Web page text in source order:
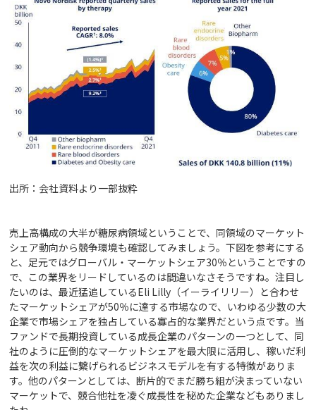
出所：会社資料より一部抜粋
売上高構成の大半が糖尿病領域ということで、同領域のマーケット
シェア動向から競争環境も確認してみましょう。下図を参考にする
と、足元ではグローバル・マーケットシェア30％ということですの
で、この業界をリードしているのは間違いなさそうですね。注目し
たいのは、最近猛追しているEli Lilly（イーライリリー）と合わせ
たマーケットシェアが50％に達する市場なので、いわゆる少数の大
企業で市場シェアを独占している寡占的な業界だという点です。当
ファンドで長期投資している成長企業のパターンの一つとして、同
社のように圧倒的なマーケットシェアを最大限に活用し、稼いだ利
益を次の利益に繋げられるビジネスモデルを有する特徴がありま
す。他のパターンとしては、断片的でまだ勝ち組が決まっていない
マーケットで、競合他社を凌ぐ成長性を秘めた企業などもありまし